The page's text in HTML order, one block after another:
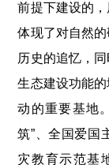
前提下建设的
体现了对自然
历史的追忆，
生态建设功能
动的重要基地
筑”、全国爱国
灾教育示范基